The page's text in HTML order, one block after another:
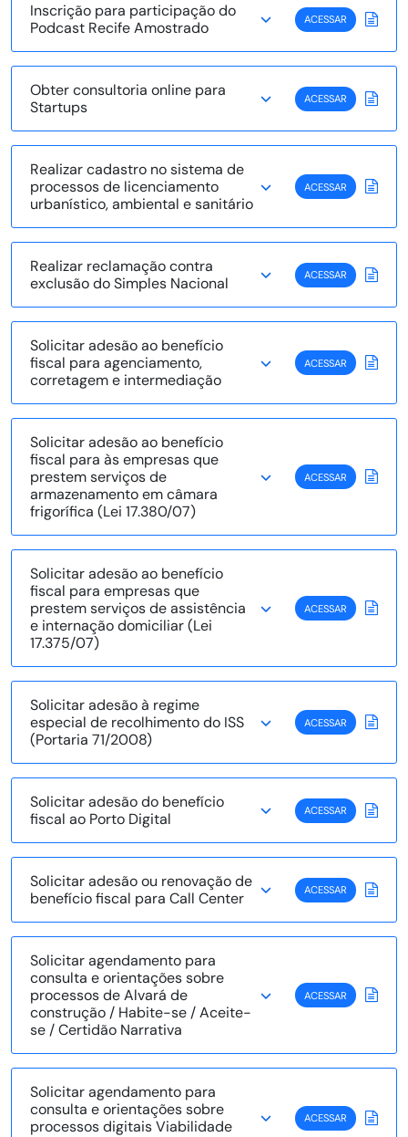
Inscrição para participação do
Podcast Recife Amostrado
ACESSAR
Obter consultoria online para
Startups
ACESSAR
Realizar cadastro no sistema de
processos de licenciamento
urbanístico, ambiental e sanitário
ACESSAR
Realizar reclamação contra
exclusão do Simples Nacional
ACESSAR
Solicitar adesão ao benefício
fiscal para agenciamento,
corretagem e intermediação
ACESSAR
Solicitar adesão ao benefício
fiscal para às empresas que
prestem serviços de
armazenamento em câmara
frigorífica (Lei 17.380/07)
ACESSAR
Solicitar adesão ao benefício
fiscal para empresas que
prestem serviços de assistência
e internação domiciliar (Lei
17.375/07)
ACESSAR
Solicitar adesão à regime
especial de recolhimento do ISS
(Portaria 71/2008)
ACESSAR
Solicitar adesão do benefício
fiscal ao Porto Digital
ACESSAR
Solicitar adesão ou renovação de
benefício fiscal para Call Center
ACESSAR
Solicitar agendamento para
consulta e orientações sobre
processos de Alvará de
construção / Habite-se / Aceite-
se / Certidão Narrativa
ACESSAR
Solicitar agendamento para
consulta e orientações sobre
processos digitais Viabilidade
ACESSAR